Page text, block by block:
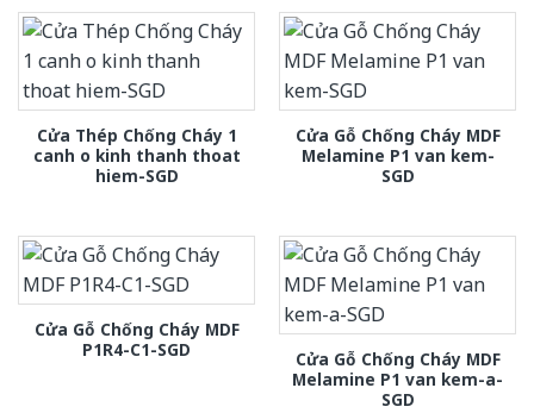
Cửa Thép Chống Cháy 1
canh o kinh thanh thoat
hiem-SGD
Cửa Gỗ Chống Cháy MDF
Melamine P1 van kem-
SGD
Cửa Gỗ Chống Cháy MDF
P1R4-C1-SGD
Cửa Gỗ Chống Cháy MDF
Melamine P1 van kem-a-
SGD